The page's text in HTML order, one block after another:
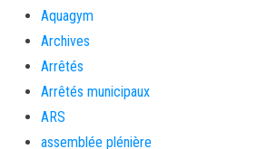
Aquagym
Archives
Arrêtés
Arrêtés municipaux
ARS
assemblée plénière